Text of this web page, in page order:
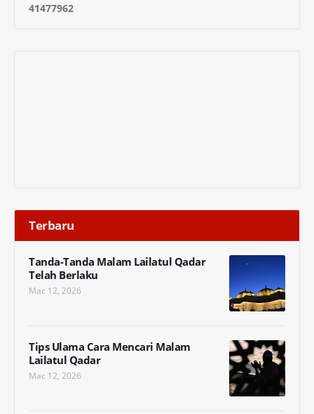
41477962
Terbaru
Tanda-Tanda Malam Lailatul Qadar
Telah Berlaku
Mac 12, 2026
Tips Ulama Cara Mencari Malam
Lailatul Qadar
Mac 12, 2026